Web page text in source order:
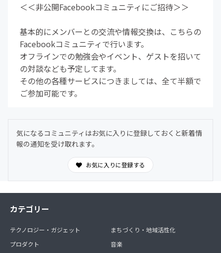
＜＜非公開Facebookコミュニティにご招待＞＞
基本的にメンバーとの交流や情報交換は、こちらの
Facebookコミュニティで行います。
オフラインでの勉強会やイベント、ゲストを招いて
の対談なども予定してます。
その他の各種サービスにつきましては、全て半額で
ご参加可能です。
気になるコミュニティはお気に入りに登録しておくと新着情
報の通知を受け取れます。
お気に入りに登録する
カテゴリー
テクノロジー・ガジェット
プロダクト
まちづくり・地域活性化
音楽